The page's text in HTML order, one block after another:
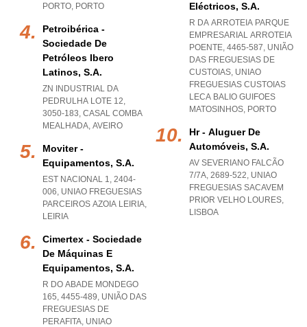
PORTO, PORTO
Petroibérica -
Sociedade De
Petróleos Ibero
Latinos, S.a.
ZN INDUSTRIAL DA
PEDRULHA LOTE 12,
3050-183, CASAL COMBA
MEALHADA, AVEIRO
Moviter -
Equipamentos, S.a.
EST NACIONAL 1, 2404-
006, UNIAO FREGUESIAS
PARCEIROS AZOIA LEIRIA,
LEIRIA
Cimertex - Sociedade
De Máquinas E
Equipamentos, S.a.
R DO ABADE MONDEGO
165, 4455-489, UNIÃO DAS
FREGUESIAS DE
PERAFITA, UNIAO
Eléctricos, S.a.
R DA ARROTEIA PARQUE
EMPRESARIAL ARROTEIA
POENTE, 4465-587, UNIÃO
DAS FREGUESIAS DE
CUSTOIAS, UNIAO
FREGUESIAS CUSTOIAS
LECA BALIO GUIFOES
MATOSINHOS, PORTO
Hr - Aluguer De
Automóveis, S.a.
AV SEVERIANO FALCÃO
7/7A, 2689-522, UNIAO
FREGUESIAS SACAVEM
PRIOR VELHO LOURES,
LISBOA